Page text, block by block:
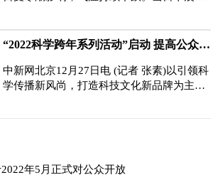
“2022科学跨年系列活动”启动 提高公众对科学类流言“免疫力”
中新网北京12月27日电 (记者 张素)以引领科
学传播新风尚，打造科技文化新品牌为主题
年5月正式对公众开放